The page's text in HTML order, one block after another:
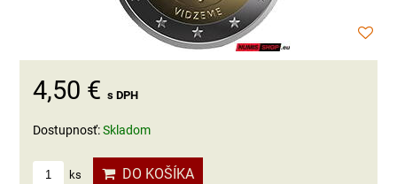
4,50 € s DPH
Dostupnosť:Skladom
ks DO KOŠÍKA